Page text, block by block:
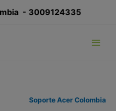
- 3009124335
Soporte Acer Colombia